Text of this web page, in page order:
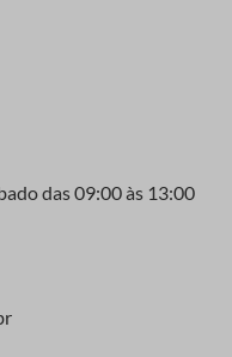
das 09:00 às 13:00